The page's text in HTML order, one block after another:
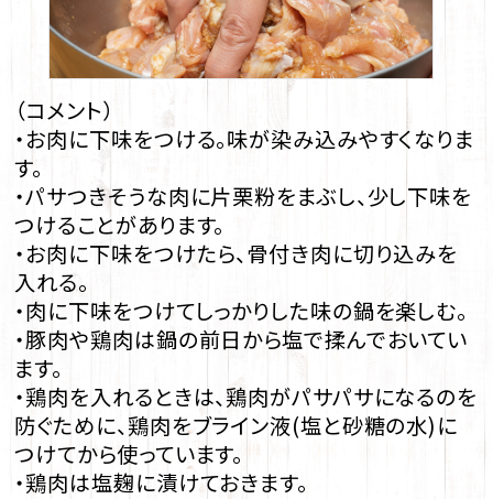
（コメント）
・お肉に下味をつける。味が染み込みやすくなりま
す。
・パサつきそうな肉に片栗粉をまぶし、少し下味を
つけることがあります。
・お肉に下味をつけたら、骨付き肉に切り込みを
入れる。
・肉に下味をつけてしっかりした味の鍋を楽しむ。
・豚肉や鶏肉は鍋の前日から塩で揉んでおいてい
ます。
・鶏肉を入れるときは、鶏肉がパサパサになるのを
防ぐために、鶏肉をブライン液(塩と砂糖の水)に
つけてから使っています。
・鶏肉は塩麹に漬けておきます。